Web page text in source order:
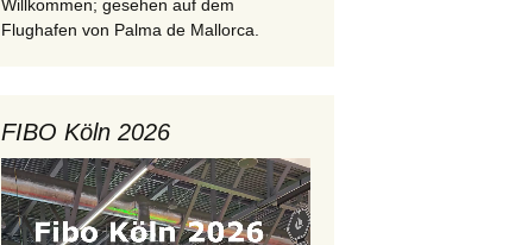
Willkommen; gesehen auf dem
Flughafen von Palma de Mallorca.
FIBO Köln 2026
Video-
Player